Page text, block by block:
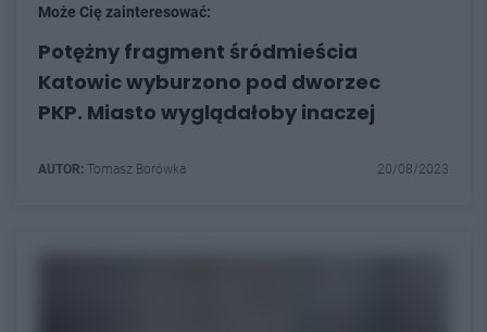
Może Cię zainteresować:
Potężny fragment śródmieścia
Katowic wyburzono pod dworzec
PKP. Miasto wyglądałoby inaczej
AUTOR: Tomasz Borówka 20/08/2023